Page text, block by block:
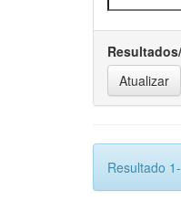
Resultado